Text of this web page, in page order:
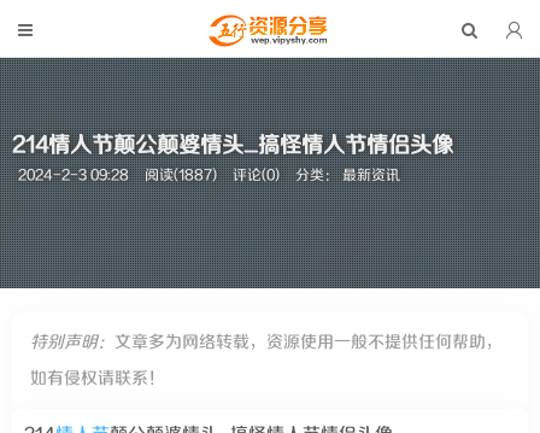
214情人节颠公颠婆情头_搞怪情人节情侣头像
2024-2-3 09:28 阅读(1887) 评论(0) 分类：最新资讯
特别声明： 文章多为网络转载，资源使用一般不提供任何帮助，
如有侵权请联系！